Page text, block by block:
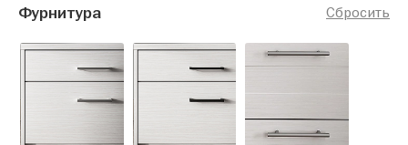
Сбросить
Фурнитура